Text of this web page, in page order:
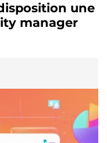
une
manager